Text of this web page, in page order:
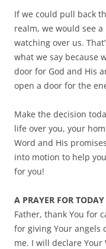
If we could pull back
realm, we would see
watching over us.
what we say because
door for God and His
open a door for the
Make the decision
life over you, your
Word and His
into motion to help
for you!
A PRAYER FOR TODAY
Father, thank You for
for giving Your angels
me. I will declare